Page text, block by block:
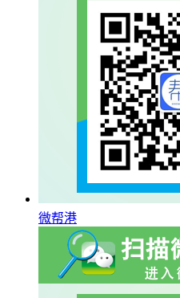
微帮港